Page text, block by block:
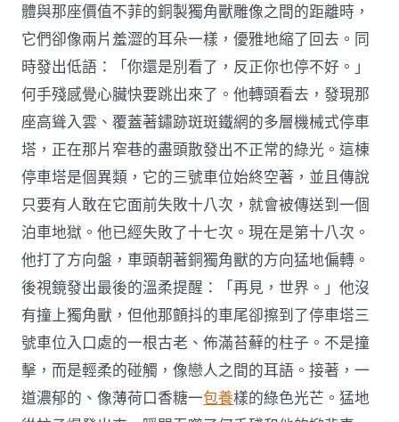
體與那座價值不菲的銅製獨角獸雕像之間的距離時，
它們卻像兩片羞澀的耳朵一樣，優雅地縮了回去。同
時發出低語：「你還是別看了，反正你也停不好。」
何手殘感覺心臟快要跳出來了。他轉頭看去，發現那
座高聳入雲、覆蓋著鏽跡斑斑鐵網的多層機械式停車
塔，正在那片窄巷的盡頭散發出不正常的綠光。這棟
停車塔是個異類，它的三號車位始終空著，並且傳說
只要有人敢在它面前失敗十八次，就會被傳送到一個
泊車地獄。他已經失敗了十七次。現在是第十八次。
他打了方向盤，車頭朝著銅獨角獸的方向猛地偏轉。
後視鏡發出最後的溫柔提醒：「再見，世界。」他沒
有撞上獨角獸，但他那顫抖的車尾卻擦到了停車塔三
號車位入口處的一根古老、佈滿苔蘚的柱子。不是撞
擊，而是輕柔的碰觸，像戀人之間的耳語。接著，一
道濃郁的、像薄荷口香糖一包養樣的綠色光芒。猛地